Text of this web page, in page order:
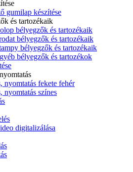
gumilap készítése
és tartozékaik
bélyegzők és tartozékaik
bélyegzők és tartozékaik
bélyegzők és tartozékaik
bélyegzők és tartozékok
nyomtatás fekete fehér
nyomtatás színes
digitalizálása